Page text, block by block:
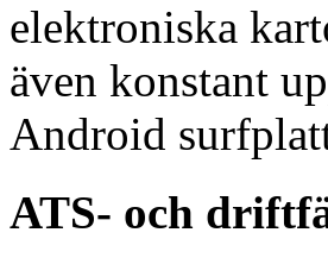
elektroniska
även konstant
Android
ATS- och